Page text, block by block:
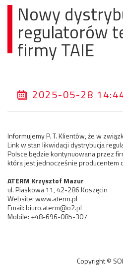
Nowy
regulatorów
firmy TAIE
2025-05-28
Informujemy P. T. Klientów, że w
Link w stan likwidacji dystrybucja
Polsce będzie kontynuowana przez
która jest jednocześnie producentem
ATERM Krzysztof Mazur
ul. Piaskowa 11, 42-286 Koszęcin
Website: www.aterm.pl
Email: biuro.aterm@o2.pl
Mobile: +48-696-085-307
Copyright ©